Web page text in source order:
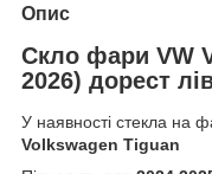
Опис
Скло фари VW
2026) дорест
У наявності стекла на
Volkswagen Tiguan